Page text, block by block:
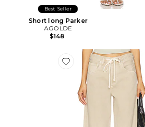
Best Seller
Short long Parker
AGOLDE
$148
Favorite PANTALON BRYNN